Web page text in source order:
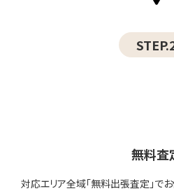
無料査
対応エリア全域「無料出張査定」でお